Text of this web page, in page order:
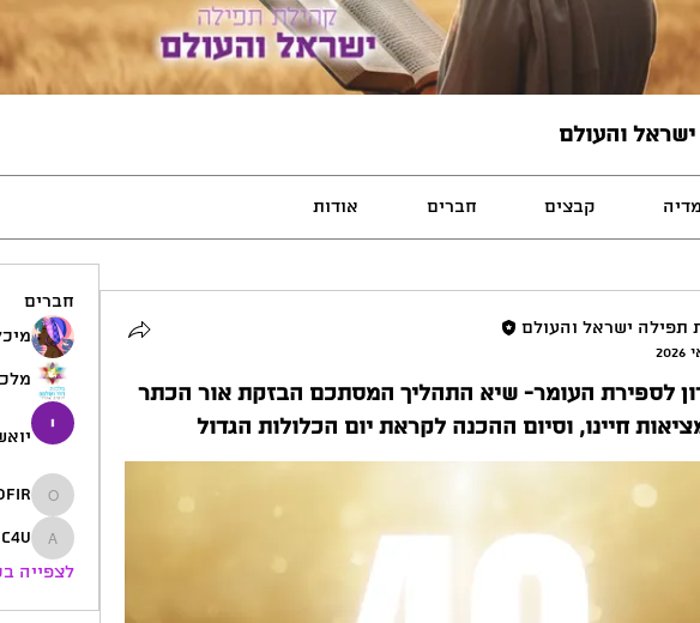
והעולם
מדיה קבצים חברים אודות
תפילה ישראל והעולם
ואחרון לספירת העומר- שיא התהליך המסתכם הבזקת אור הכתר
חיינו, וסיום ההכנה לקראת יום הכלולות הגדול
חברים
ofir
artic4u
לצפייה